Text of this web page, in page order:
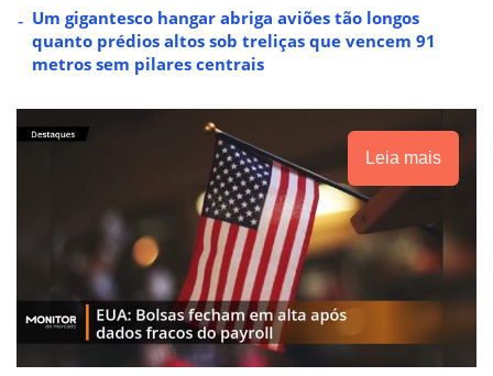
Um gigantesco hangar abriga aviões tão longos
quanto prédios altos sob treliças que vencem 91
metros sem pilares centrais
Leia mais